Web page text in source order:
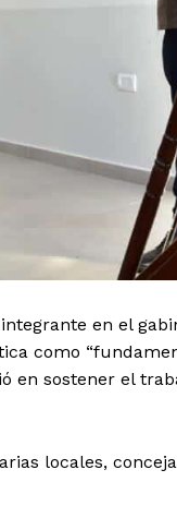
en el
como
en sostener el
locales,